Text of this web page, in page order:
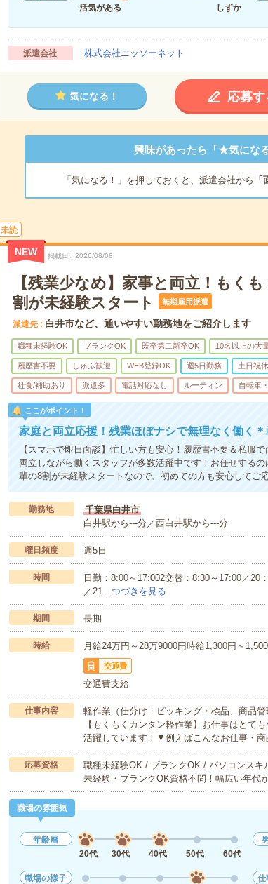
活気がある
しずか
派遣会社 株式会社ニッソーネット
気になる！ 応募す
興味があったら「★気にな
「気になる！」を押しておくと、派遣会社から 「
未読
NEW 掲載日 2026/08/08
【残業少なめ】家事と両立！もく
割が未経験スタート
無期雇用派遣
派遣先 白井市など、通いやすい勤務地をご紹介します
職種未経験OK ブランクOK 既卒第二新卒OK 10名以上の大
履歴書不要 しゅふ歓迎 WEB登録OK 週5日勤務 土日祝休
社食/補助あり 派遣多 電話対応なし ルーティン 自転車
ここがポイント！
家庭と両立応援！残業ほぼナシで無理なく働く
【スマホで即日面談】忙しい方も安心！履歴書不要＆私服
両立しながら働くスタッフが多数活躍中です！お任せする
輩の8割が未経験スタートなので、初めての方も安心してご
勤務地
千葉県白井市
白井駅から---分／西白井駅から---分
曜日頻度 週5日
時間
日勤：8:00～17:002交替：8:30～17:00／20
／21…つづきを見る
期間 長期
時給 月給24万円～28万9000円時給1,300円～
交通費
交通費支給
仕事内容
軽作業（仕分け・ピッキング・検品、商品管
【もくもくカンタン軽作業】お仕事はとて
活躍しています！▼例えばこんなお仕事・
応募資格
職種未経験OK / ブランクOK / パソコンスキ
未経験・ブランクOK資格不問！幅広い年代
職場の雰囲気
年齢層
20代
30代 40代 50代 60代
職場の様子
仕